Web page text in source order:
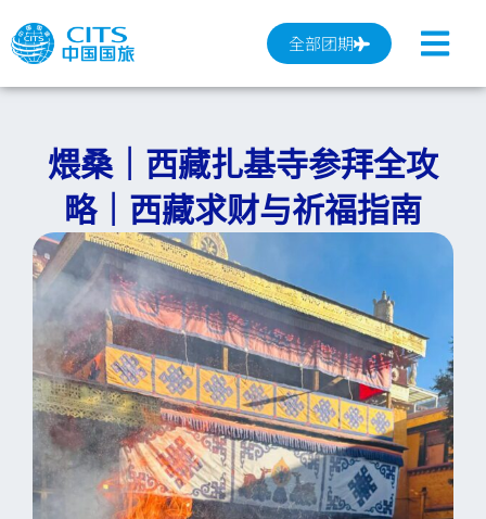
至
全部团期
煨桑｜西藏扎基寺参拜全攻
略｜西藏求财与祈福指南